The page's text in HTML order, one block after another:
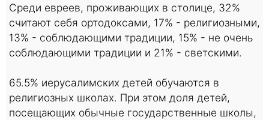
Среди евреев, проживающих в столице, 32%
считают себя ортодоксами, 17% - религиозными,
13% - соблюдающими традиции, 15% - не очень
соблюдающими традиции и 21% - светскими.
65.5% иерусалимских детей обучаются в
религиозных школах. При этом доля детей,
посещающих обычные государственные школы,